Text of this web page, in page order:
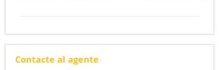
Contacte al agente